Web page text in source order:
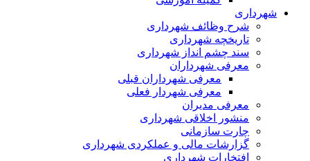
شهرداری
شرح وظائف شهرداری
تاریخچه شهرداری
سند چشم انداز شهرداری
معرفی شهرداران
معرفی شهرداران قبلی
معرفی شهردار فعلی
معرفی مدیران
منشور اخلاقی شهرداری
چارت سازمانی
گزارشات مالی و عملکردی شهرداری
افتخارات شهرداری